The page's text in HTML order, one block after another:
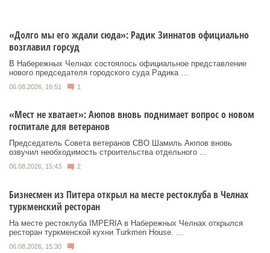
«Долго мы его ждали сюда»: Радик Зиннатов официально
возглавил горсуд
В Набережных Челнах состоялось официальное представление
нового председателя городского суда Радика ...
06.08.2026, 16:51 1
«Мест не хватает»: Аюпов вновь поднимает вопрос о новом
госпитале для ветеранов
Председатель Совета ветеранов СВО Шамиль Аюпов вновь
озвучил необходимость строительства отдельного ...
06.08.2026, 15:43 2
Бизнесмен из Питера открыл на месте рестоклуба в Челнах
туркменский ресторан
На месте рестоклуба IMPERIA в Набережных Челнах открылся
ресторан туркменской кухни Turkmen House. ...
06.08.2026, 15:30